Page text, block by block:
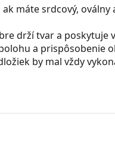
máte srdcový, oválny
drží tvar a poskytuje
a prispôsobenie
by mal vždy
pre oči, pretože